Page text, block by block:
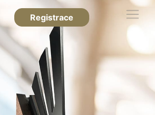
Registrace